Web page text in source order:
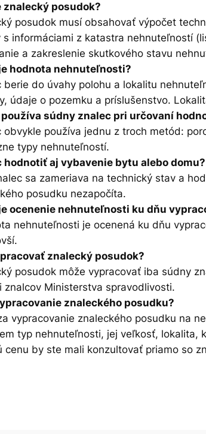
znalecký posudok?
posudok musí obsahovať výpočet
s informáciami z katastra nehnuteľností
a zakreslenie skutkového stavu
hodnota nehnuteľnosti?
berie do úvahy polohu a lokalitu
údaje o pozemku a príslušenstvo.
súdny znalec pri určovaní
obvykle používa jednu z troch metód:
typy nehnuteľností.
hodnotiť aj vybavenie bytu alebo domu?
sa zameriava na technický stav a
posudku nezapočíta.
ocenenie nehnuteľnosti ku dňu
nehnuteľnosti je ocenená ku dňu
znalecký posudok?
posudok môže vypracovať iba súdny
znalcov Ministerstva spravodlivosti.
znaleckého posudku?
vypracovanie znaleckého posudku na
typ nehnuteľnosti, jej veľkosť, lokalita,
cenu by ste mali konzultovať priamo so